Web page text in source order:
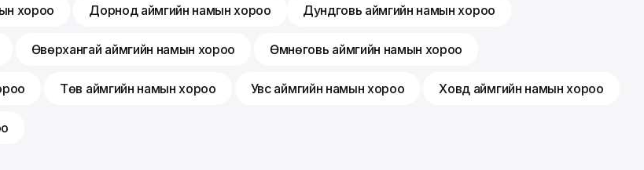
хороо Дорнод аймгийн намын хороо Дундговь аймгийн намын хороо
Өвөрхангай аймгийн намын хороо Өмнөговь аймгийн намын хороо
Төв аймгийн намын хороо Увс аймгийн намын хороо Ховд аймгийн намын хороо